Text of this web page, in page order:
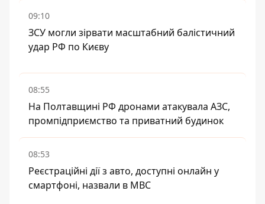
09:10
ЗСУ могли зірвати масштабний балістичний
удар РФ по Києву
08:55
На Полтавщині РФ дронами атакувала АЗС,
промпідприємство та приватний будинок
08:53
Реєстраційні дії з авто, доступні онлайн у
смартфоні, назвали в МВС